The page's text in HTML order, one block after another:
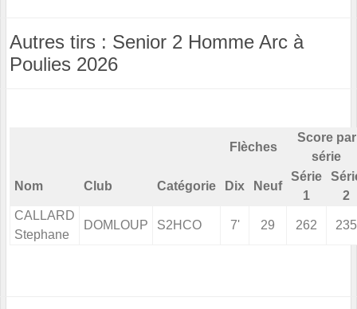
Autres tirs : Senior 2 Homme Arc à
Poulies 2026
Flèches
Score par
série
Nom Club Catégorie Dix Neuf
Série
1
2
CALLARD
Stephane
DOMLOUP S2HCO 7' 29 262 235